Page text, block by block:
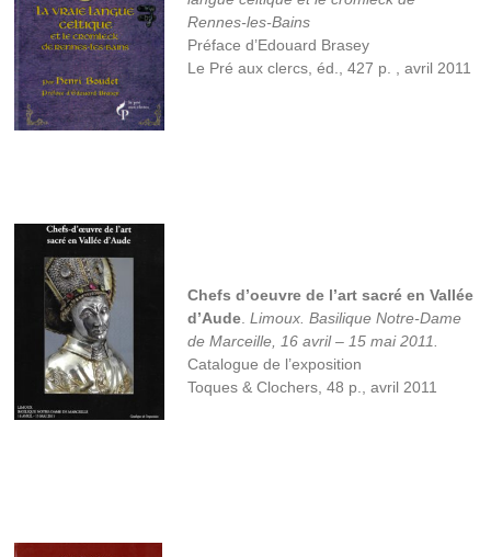
Rennes-les-Bains
Préface d’Edouard Brasey
Le Pré aux clercs, éd., 427 p. , avril 2011
Chefs d’oeuvre de l’art sacré en Vallée
d’Aude .Limoux. Basilique Notre-Dame
de Marceille, 16 avril – 15 mai 2011.
Catalogue de l’exposition
Toques & Clochers, 48 p., avril 2011